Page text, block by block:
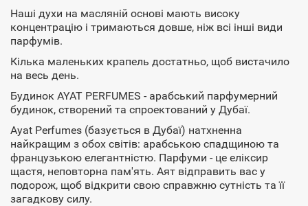
Наші духи на масляній основі мають високу
концентрацію і тримаються довше, ніж всі інші види
парфумів.
Кілька маленьких крапель достатньо, щоб вистачило
на весь день.
Будинок AYAT PERFUMES - арабський парфумерний
будинок, створений та спроектований у Дубаї.
Ayat Perfumes (базується в Дубаї) натхненна
найкращим з обох світів: арабською спадщиною та
французькою елегантністю. Парфуми - це еліксир
щастя, неповторна пам'ять. Аят відправить вас у
подорож, щоб відкрити свою справжню сутність та її
загадкову силу.